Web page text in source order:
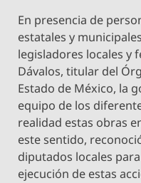
En presencia de
estatales y
legisladores locales y
Dávalos, titular del
Estado de México, la
equipo de los
realidad estas obras
este sentido,
diputados locales
ejecución de estas